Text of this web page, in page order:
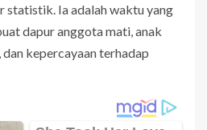
statistik. Ia adalah waktu yang
dapur anggota mati, anak
kepercayaan terhadap